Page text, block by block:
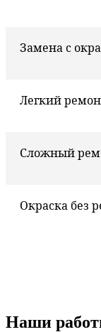
Замена с
Легкий
Сложный
Окраска без
Наши